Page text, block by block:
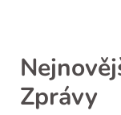
Zprávy